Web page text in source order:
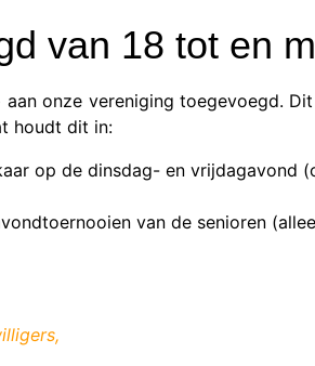
van 18 tot en
onze vereniging toegevoegd.
houdt dit in:
op de dinsdag- en vrijdagavond
van de senioren